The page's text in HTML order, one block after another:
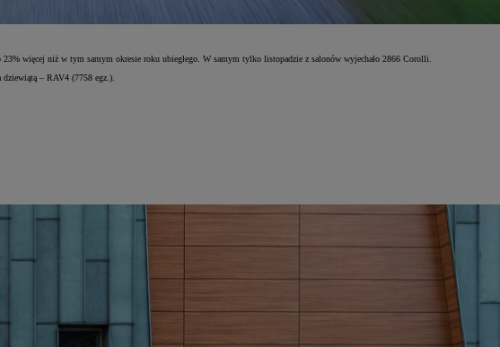
więcej niż w tym samym okresie roku ubiegłego. W samym tylko listopadzie z salonów wyjechało 2866 Corolli.
dziewiątą – RAV4 (7758 egz.).